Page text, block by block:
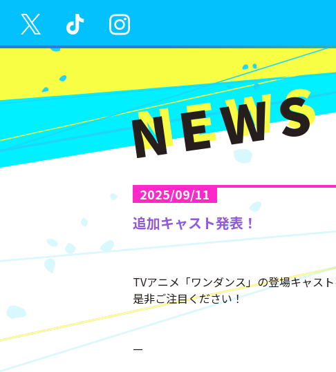
NEWS
2025/09/11
追加キャスト発表！
TVアニメ「ワンダンス」の登場キャスト
是非ご注目ください！
—